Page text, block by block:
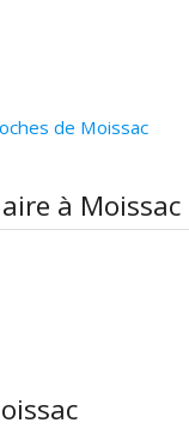
de Moissac
à Moissac